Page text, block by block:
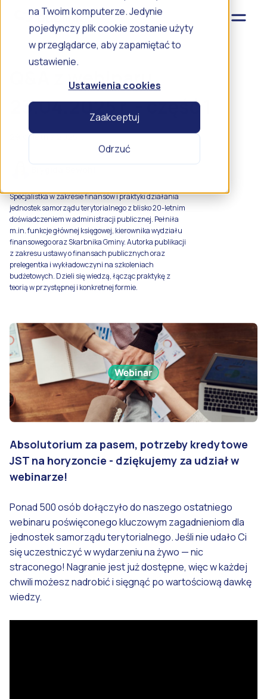
na Twoim komputerze. Jedynie
pojedynczy plik cookie zostanie użyty
w przeglądarce, aby zapamiętać to
ustawienie.
Ustawienia cookies
Zaakceptuj
Odrzuć
Q&A z webinaru
23.04.2025 r. - część 1
29 kwietnia 2025 r.
Specjalistka w zakresie finansów i praktyki działania
jednostek samorządu terytorialnego z blisko 20-letnim
doświadczeniem w administracji publicznej. Pełniła
m.in. funkcje głównej księgowej, kierownika wydziału
finansowego oraz Skarbnika Gminy. Autorka publikacji
z zakresu ustawy o finansach publicznych oraz
prelegentka i wykładowczyni na szkoleniach
budżetowych. Dzieli się wiedzą, łącząc praktykę z
teorią w przystępnej i konkretnej formie.
Absolutorium za pasem, potrzeby kredytowe
JST na horyzoncie - dziękujemy za udział w
webinarze!
Ponad 500 osób dołączyło do naszego ostatniego
webinaru poświęconego kluczowym zagadnieniom dla
jednostek samorządu terytorialnego. Jeśli nie udało Ci
się uczestniczyć w wydarzeniu na żywo — nic
straconego! Nagranie jest już dostępne, więc w każdej
chwili możesz nadrobić i sięgnąć po wartościową dawkę
wiedzy.